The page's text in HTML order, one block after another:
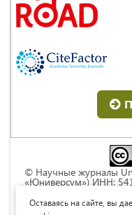
© Научные журналы
«Юниверсум») ИНН:
Commons «
Непортированная
Оставаясь на сайте, вы